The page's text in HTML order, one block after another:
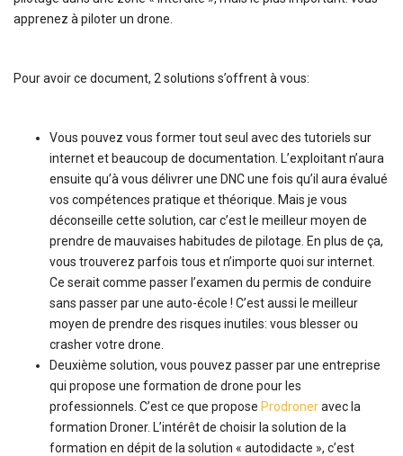
apprenez à piloter un drone.
Pour avoir ce document, 2 solutions s’offrent à vous:
Vous pouvez vous former tout seul avec des tutoriels sur
internet et beaucoup de documentation. L’exploitant n’aura
ensuite qu’à vous délivrer une DNC une fois qu’il aura évalué
vos compétences pratique et théorique. Mais je vous
déconseille cette solution, car c’est le meilleur moyen de
prendre de mauvaises habitudes de pilotage. En plus de ça,
vous trouverez parfois tous et n’importe quoi sur internet.
Ce serait comme passer l’examen du permis de conduire
sans passer par une auto-école ! C’est aussi le meilleur
moyen de prendre des risques inutiles: vous blesser ou
crasher votre drone.
Deuxième solution, vous pouvez passer par une entreprise
qui propose une formation de drone pour les
professionnels. C’est ce que propose Prodroneravec la
formation Droner. L’intérêt de choisir la solution de la
formation en dépit de la solution « autodidacte », c’est